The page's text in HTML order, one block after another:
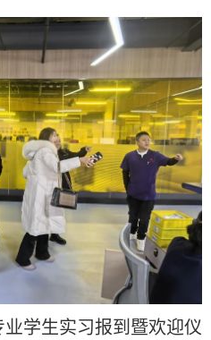
学生实习报到暨欢迎仪